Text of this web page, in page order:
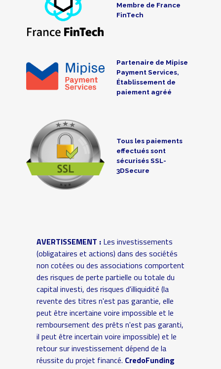
Membre de France
FinTech
Partenaire de Mipise
Payment Services,
Établissement de
paiement agréé
Tous les paiements
effectués sont
sécurisés SSL-
3DSecure
AVERTISSEMENT :Les investissements
(obligataires et actions) dans des sociétés
non cotées ou des associations comportent
des risques de perte partielle ou totale du
capital investi, des risques d'illiquidité (la
revente des titres n'est pas garantie, elle
peut être incertaine voire impossible et le
remboursement des prêts n'est pas garanti,
il peut être incertain voire impossible) et le
retour sur investissement dépend de la
réussite du projet financé. CredoFunding